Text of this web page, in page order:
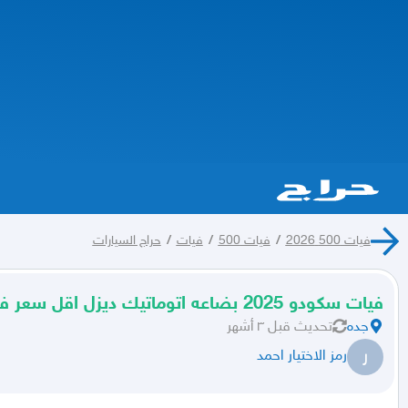
فيات 500 2026 / فيات 500 / فيات / حراج السيارات
فيات سكودو 2025 بضاعه اتوماتيك ديزل اقل سعر في الممكله
جده تحديث قبل ٣ أشهر
ر رمز الاختيار احمد